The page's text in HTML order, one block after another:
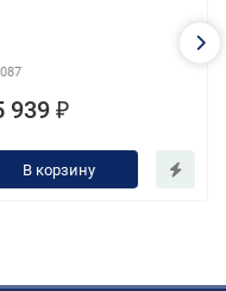
939 ₽
В корзину